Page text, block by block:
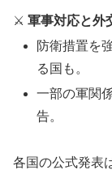
⚔ 軍事対応と外
防衛措置を
る国も。
一部の軍関
告。
各国の公式発表